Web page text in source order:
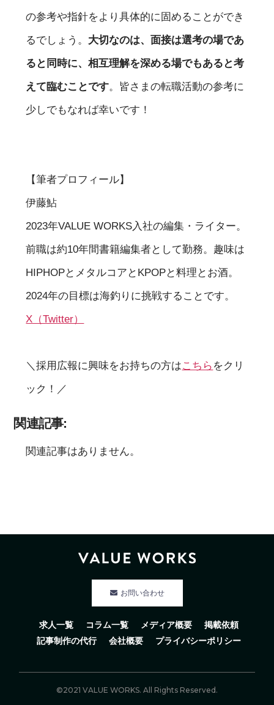
の参考や指針をより具体的に固めることができ
るでしょう。 大切なのは、面接は選考の場であ
ると同時に、相互理解を深める場でもあると考
えて臨むことです。皆さまの転職活動の参考に
少しでもなれば幸いです！
【筆者プロフィール】
伊藤鮎
2023年VALUE WORKS入社の編集・ライター。
前職は約10年間書籍編集者として勤務。趣味は
HIPHOPとメタルコアとKPOPと料理とお酒。
2024年の目標は海釣りに挑戦することです。
X（Twitter）
＼採用広報に興味をお持ちの方はこちら をクリ
ック！／
関連記事:
関連記事はありません。
お問い合わせ
求人一覧 コラム一覧 メディア概要
掲載依頼
記事制作の代行
会社概要 プライバシーポリシー
©2021 VALUE WORKS. All Rights Reserved.